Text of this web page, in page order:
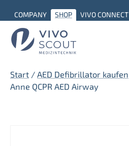
Inhalt
springen
COMPANY SHOP VIVO CONNECT
Start / AED Defibrillator kaufen
Anne QCPR AED Airway